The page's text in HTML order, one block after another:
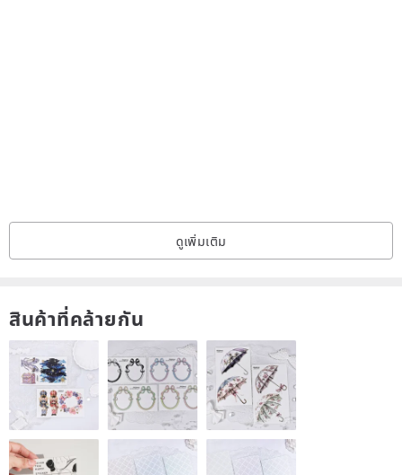
Enduring hardships and overcoming the cold winter will always lead
ones.
+Crystals Used
- Prehnite (8mm+)
Enhances self-worth, attracts wealth
- Green Rutilated Quartz (5mm+)
ดูเพิ่มเติม
สินค้าที่คล้ายกัน